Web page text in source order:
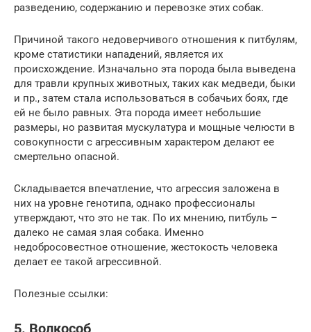
разведению, содержанию и перевозке этих собак.
Причиной такого недоверчивого отношения к питбулям,
кроме статистики нападений, является их
происхождение. Изначально эта порода была выведена
для травли крупных животных, таких как медведи, быки
и пр., затем стала использоваться в собачьих боях, где
ей не было равных. Эта порода имеет небольшие
размеры, но развитая мускулатура и мощные челюсти в
совокупности с агрессивным характером делают ее
смертельно опасной.
Складывается впечатление, что агрессия заложена в
них на уровне генотипа, однако профессионалы
утверждают, что это не так. По их мнению, питбуль –
далеко не самая злая собака. Именно
недобросовестное отношение, жестокость человека
делает ее такой агрессивной.
Полезные ссылки: